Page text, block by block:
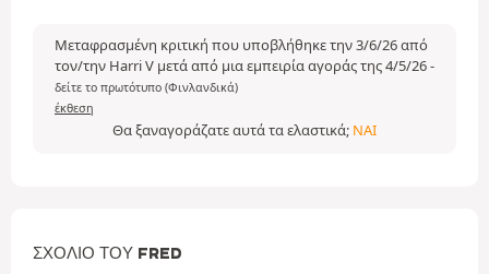
Μεταφρασμένη κριτική που υποβλήθηκε την 3/6/26 από
τον/την Harri V μετά από μια εμπειρία αγοράς της 4/5/26-
δείτε το πρωτότυπο (Φινλανδικά)
έκθεση
Θα ξαναγοράζατε αυτά τα ελαστικά; ΝΑΙ
ΣΧΌΛΙΟ ΤΟΥ FRED